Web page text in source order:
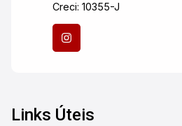
Creci: 10355-J
Links Úteis